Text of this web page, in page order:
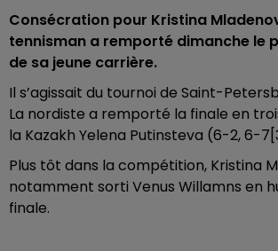
Consécration pour Kristina
tennisman a remporté dimanche le
de sa jeune carrière.
Il s’agissait du tournoi de Saint-
La nordiste a remporté la finale en
la Kazakh Yelena Putinsteva (6-2, 6-
Plus tôt dans la compétition, Kristina
notamment sorti Venus Willamns en
finale.